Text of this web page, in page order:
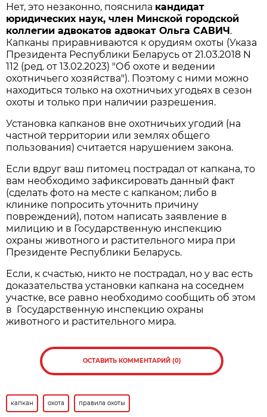
Нет, это незаконно, пояснила кандидат
юридических наук, член Минской городской
коллегии адвокатов адвокат Ольга САВИЧ.
Капканы приравниваются к орудиям охоты (Указа
Президента Республики Беларусь от 21.03.2018 N
112 (ред. от 13.02.2023) "Об охоте и ведении
охотничьего хозяйства"). Поэтому с ними можно
находиться только на охотничьих угодьях в сезон
охоты и только при наличии разрешения.
Установка капканов вне охотничьих угодий (на
частной территории или землях общего
пользования) считается нарушением закона.
Если вдруг ваш питомец пострадал от капкана, то
вам необходимо зафиксировать данный факт
(сделать фото на месте с капканом; либо в
клинике попросить уточнить причину
повреждений), потом написать заявление в
милицию и в Государственную инспекцию
охраны животного и растительного мира при
Президенте Республики Беларусь.
Если, к счастью, никто не пострадал, но у вас есть
доказательства установки капкана на соседнем
участке, все равно необходимо сообщить об этом
в Государственную инспекцию охраны
животного и растительного мира.
ОСТАВИТЬ КОММЕНТАРИЙ (0)
капкан охота правила охоты